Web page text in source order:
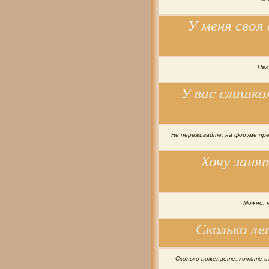
У меня
У вас
Не переживайте, на форуме
Хочу
Можно,
Сколько
Сколько пожелаете, хотите